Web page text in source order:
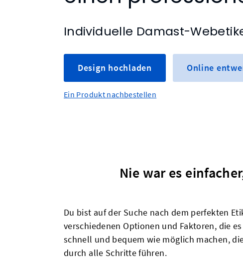
Individuelle Damast-
Design hochladen Online
Ein Produkt nachbestellen
Nie war es
Du bist auf der Suche nach dem perfekten
verschiedenen Optionen und Faktoren, die
schnell und bequem wie möglich machen,
durch alle Schritte führen.